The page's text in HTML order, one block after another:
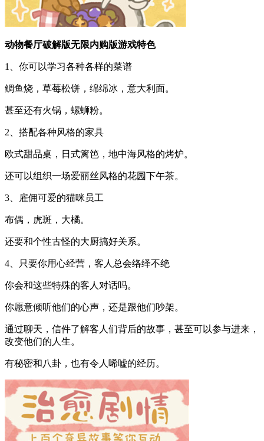
动物餐厅破解版无限内购版游戏特色
1、你可以学习各种各样的菜谱
鲷鱼烧，草莓松饼，绵绵冰，意大利面。
甚至还有火锅，螺蛳粉。
2、搭配各种风格的家具
欧式甜品桌，日式篱笆，地中海风格的烤炉。
还可以组织一场爱丽丝风格的花园下午茶。
3、雇佣可爱的猫咪员工
布偶，虎斑，大橘。
还要和个性古怪的大厨搞好关系。
4、只要你用心经营，客人总会络绎不绝
你会和这些特殊的客人对话吗。
你愿意倾听他们的心声，还是跟他们吵架。
通过聊天，信件了解客人们背后的故事，甚至可以参与进来，
改变他们的人生。
有秘密和八卦，也有令人唏嘘的经历。